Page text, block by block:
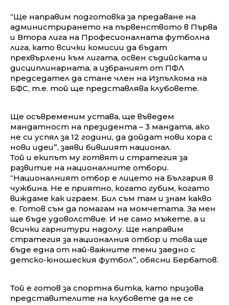
“Ще направим подготовка за предаване на
администрирането на първенството в Първа
и Втора лига на Професионалната футболна
лига, като всички комисии да бъдат
прехвърлени към лигата, освен съдийската и
дисциплинарната, а избраният от ПФЛ
председател да стане член на Изпълкома на
БФС, т.е. той ще представлява клубовете.
Ще осъвременим устава, ще въведем
мандатност на президента – 3 мандата, ако
не си успял за 12 години, да дойдат нови хора с
нови идеи”, заяви бившият национал.
Той и екипът му готвят и стратегия за
развитие на националните отбори.
“Националният отбор е лицето на България в
чужбина. Не е приятно, когато губим, когато
виждаме как играем. Бил съм там и знам какво
е. Готов съм да помагам на момчетата. За мен
ще бъде удоволствие. И не само мъжете, а и
всички гарнитури надолу. Ще направим
стратегия за националния отбор и това ще
бъде една от най-важните теми заедно с
детско-юношеския футбол”, обясни Бербатов.
Той е готов за спортна битка, като призова
представителите на клубовете да не се